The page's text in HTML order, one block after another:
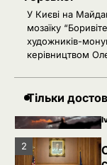
У Києві на
мозаїку
художників-
керівництвом
Тільки
2